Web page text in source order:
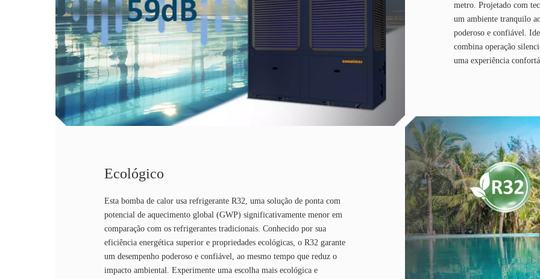
metro. Projetado com
um ambiente tranquilo
poderoso e confiável.
combina operação
uma experiência
Ecológico
Esta bomba de calor usa refrigerante R32, uma solução de ponta com
potencial de aquecimento global (GWP) significativamente menor em
comparação com os refrigerantes tradicionais. Conhecido por sua
eficiência energética superior e propriedades ecológicas, o R32 garante
um desempenho poderoso e confiável, ao mesmo tempo que reduz o
impacto ambiental. Experimente uma escolha mais ecológica e